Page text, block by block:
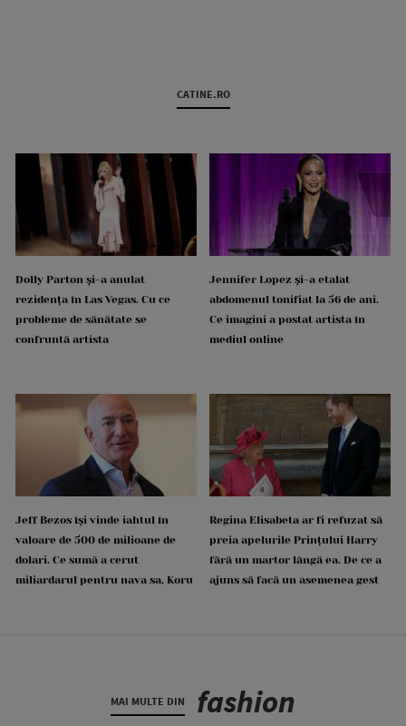
CATINE.RO
Dolly Parton și-a anulat
rezidența în Las Vegas. Cu ce
probleme de sănătate se
confruntă artista
Jennifer Lopez și-a etalat
abdomenul tonifiat la 56 de ani.
Ce imagini a postat artista în
mediul online
Jeff Bezos își vinde iahtul în
valoare de 500 de milioane de
dolari. Ce sumă a cerut
miliardarul pentru nava sa, Koru
Regina Elisabeta ar fi refuzat să
preia apelurile Prințului Harry
fără un martor lângă ea. De ce a
ajuns să facă un asemenea gest
MAI MULTE DIN fashion